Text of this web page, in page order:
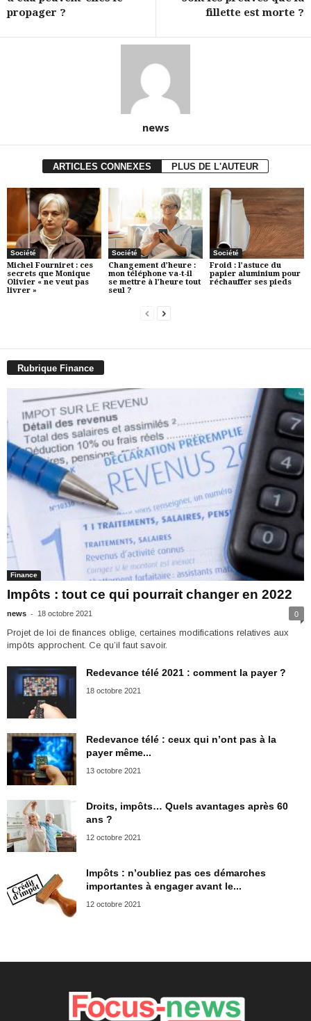
propager ?
fillette est morte ?
news
ARTICLES CONNEXES PLUS DE L'AUTEUR
Société
Michel Fourniret : ces
secrets que Monique
Olivier « ne veut pas
livrer »
Société
Changement d’heure :
mon téléphone va-t-il
se mettre à l’heure tout
seul ?
Société
Froid : l’astuce du
papier aluminium pour
réchauffer ses pieds
Rubrique Finance
Finance
Impôts : tout ce qui pourrait changer en 2022
news - 18 octobre 2021 0
Projet de loi de finances oblige, certaines modifications relatives aux
impôts approchent. Ce qu’il faut savoir.
Redevance télé 2021 : comment la payer ?
18 octobre 2021
Redevance télé : ceux qui n’ont pas à la
payer même...
13 octobre 2021
Droits, impôts… Quels avantages après 60
ans ?
12 octobre 2021
Impôts : n’oubliez pas ces démarches
importantes à engager avant le...
12 octobre 2021